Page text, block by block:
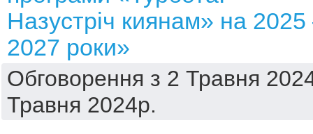
Назустріч киянам» на 2025
2027 роки»
Обговорення з 2 Травня
Травня 2024р.